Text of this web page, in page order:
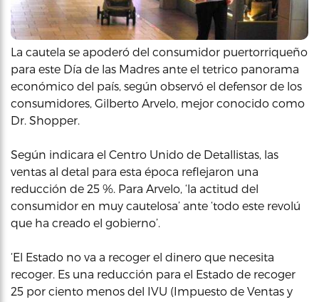
La cautela se apoderó del consumidor puertorriqueño
para este Día de las Madres ante el tetrico panorama
económico del país, según observó el defensor de los
consumidores, Gilberto Arvelo, mejor conocido como
Dr. Shopper.
Según indicara el Centro Unido de Detallistas, las
ventas al detal para esta época reflejaron una
reducción de 25 %. Para Arvelo, ‘la actitud del
consumidor en muy cautelosa’ ante ‘todo este revolú
que ha creado el gobierno’.
‘El Estado no va a recoger el dinero que necesita
recoger. Es una reducción para el Estado de recoger
25 por ciento menos del IVU (Impuesto de Ventas y